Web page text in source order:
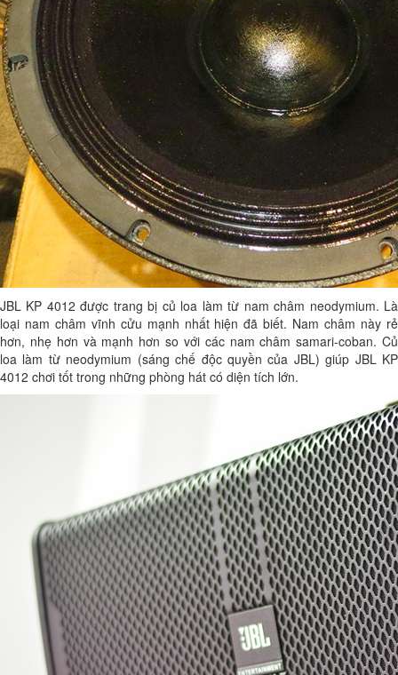
JBL KP 4012 được trang bị củ loa làm từ nam châm neodymium. Là
loại nam châm vĩnh cửu mạnh nhất hiện đã biết. Nam châm này rẻ
hơn, nhẹ hơn và mạnh hơn so với các nam châm samari-coban. Củ
loa làm từ neodymium (sáng chế độc quyền của JBL) giúp JBL KP
4012 chơi tốt trong những phòng hát có diện tích lớn.